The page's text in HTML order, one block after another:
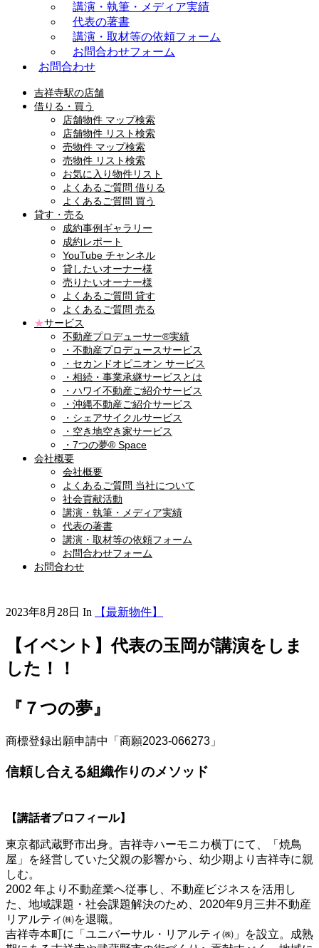
講演・執筆・メディア実績
代表の著書
講演・取材等の依頼フォーム
お問合わせフォーム
お問合わせ
吉祥寺駅の店舗
借りる・買う
店舗物件 マップ検索
店舗物件 リスト検索
売物件 マップ検索
売物件 リスト検索
お気に入り物件リスト
よくあるご質問 借りる
よくあるご質問 買う
貸す・売る
成約事例ギャラリー
成約レポート
YouTube チャンネル
貸したいオーナー様
売りたいオーナー様
よくあるご質問 貸す
よくあるご質問 売る
★サービス
不動産プロデューサー®実績
・不動産プロデュースサービス
・セカンドオピニオン サービス
・相続・事業承継サービスとは
・ハワイ不動産ご紹介サービス
・沖縄不動産ご紹介サービス
・シェアサイクルサービス
・空き地空き家サービス
・7つの夢® Space
会社概要
会社概要
よくあるご質問 当社について
社会貢献活動
講演・執筆・メディア実績
代表の著書
講演・取材等の依頼フォーム
お問合わせフォーム
お問合わせ
2023年8月28日 In 【最新物件】
【イベント】代表の玉岡が講演をしま
した！！
『７つの夢』
商標登録出願申請中「商願2023-066273」
信頼し合える組織作りのメソッド
【講話者プロフィール】
東京都武蔵野市出身。吉祥寺ハーモニカ横丁にて、「焼鳥
屋」を経営していた父親の影響から、幼少期より吉祥寺に親
しむ。
2002 年より不動産業へ従事し、不動産ビジネスを活用し
た、地域課題・社会課題解決のため、2020年9月三井不動産
リアルティ㈱を退職。
吉祥寺本町に「ユニバーサル・リアルティ㈱」を設立。成熟